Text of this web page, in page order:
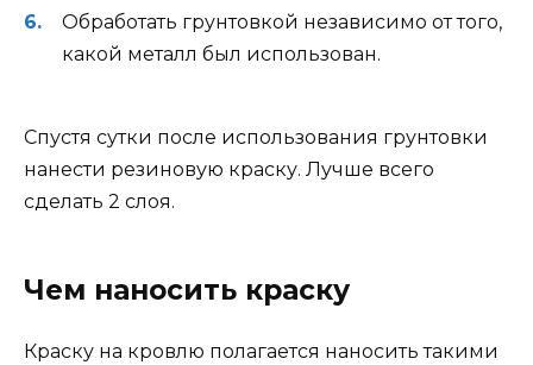
Обработать грунтовкой независимо от того,
какой металл был использован.
Спустя сутки после использования грунтовки
нанести резиновую краску. Лучше всего
сделать 2 слоя.
Чем наносить краску
Краску на кровлю полагается наносить такими